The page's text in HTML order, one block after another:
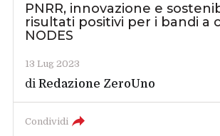
PNRR, innovazione e
risultati positivi per i bandi a
NODES
13 Lug 2023
diRedazione ZeroUno
Condividi